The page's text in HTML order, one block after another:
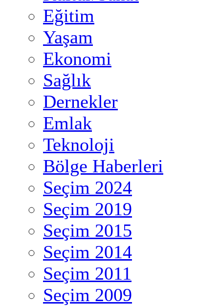
Eğitim
Yaşam
Ekonomi
Sağlık
Dernekler
Emlak
Teknoloji
Bölge Haberleri
Seçim 2024
Seçim 2019
Seçim 2015
Seçim 2014
Seçim 2011
Seçim 2009